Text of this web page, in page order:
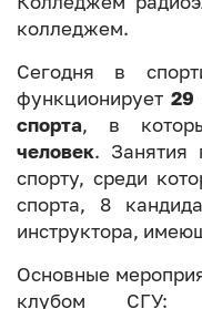
колледжем.
Сегодня в
функционирует29
спорта, в
человек. Занятия
спорту, среди
спорта, 8
инструктора,
Основные
клубом СГУ: